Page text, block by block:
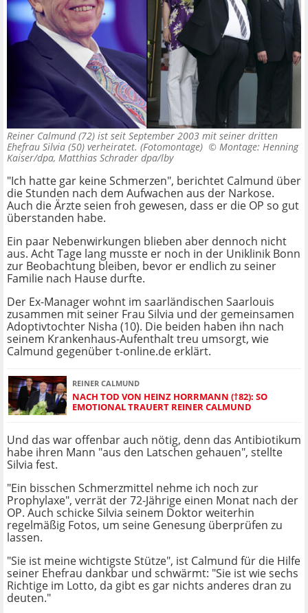
Reiner Calmund (72) ist seit September 2003 mit seiner dritten
Ehefrau Silvia (50) verheiratet. (Fotomontage) © Montage: Henning
Kaiser/dpa, Matthias Schrader dpa/lby
"Ich hatte gar keine Schmerzen", berichtet Calmund über
die Stunden nach dem Aufwachen aus der Narkose.
Auch die Ärzte seien froh gewesen, dass er die OP so gut
überstanden habe.
Ein paar Nebenwirkungen blieben aber dennoch nicht
aus. Acht Tage lang musste er noch in der Uniklinik Bonn
zur Beobachtung bleiben, bevor er endlich zu seiner
Familie nach Hause durfte.
Der Ex-Manager wohnt im saarländischen Saarlouis
zusammen mit seiner Frau Silvia und der gemeinsamen
Adoptivtochter Nisha (10). Die beiden haben ihn nach
seinem Krankenhaus-Aufenthalt treu umsorgt, wie
Calmund gegenüber t-online.de erklärt.
REINER CALMUND
NACH TOD VON HEINZ HORRMANN (†82): SO
EMOTIONAL TRAUERT REINER CALMUND
Und das war offenbar auch nötig, denn das Antibiotikum
habe ihren Mann "aus den Latschen gehauen", stellte
Silvia fest.
"Ein bisschen Schmerzmittel nehme ich noch zur
Prophylaxe", verrät der 72-Jährige einen Monat nach der
OP. Auch schicke Silvia seinem Doktor weiterhin
regelmäßig Fotos, um seine Genesung überprüfen zu
lassen.
"Sie ist meine wichtigste Stütze", ist Calmund für die Hilfe
seiner Ehefrau dankbar und schwärmt: "Sie ist wie sechs
Richtige im Lotto, da gibt es gar nichts anderes dran zu
deuten."